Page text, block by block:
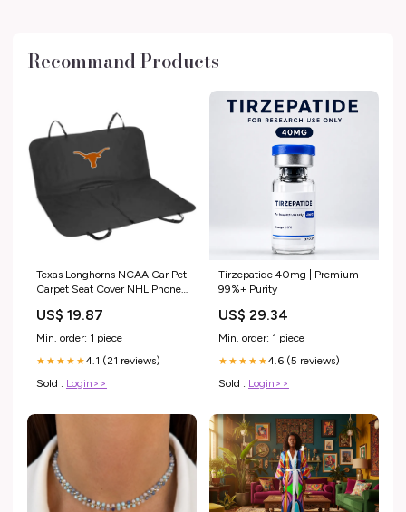
Recommand Products
Texas Longhorns NCAA Car Pet
Carpet Seat Cover NHL Phone
US$ 19.87
Min. order: 1 piece
★★★★★4.1 (21 reviews)
Sold : Login>>
Tirzepatide 40mg | Premium
99%+ Purity
US$ 29.34
Min. order: 1 piece
★★★★★4.6 (5 reviews)
Sold : Login>>